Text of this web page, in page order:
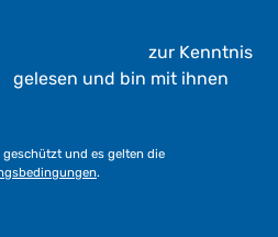
zur Kenntnis
gelesen und bin mit ihnen
geschützt und es gelten die
.